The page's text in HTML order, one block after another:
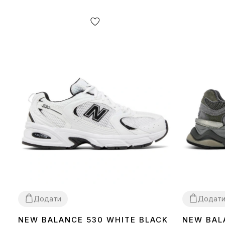
Додати
NEW BALANCE 530 WHITE BLACK
Додати
NEW